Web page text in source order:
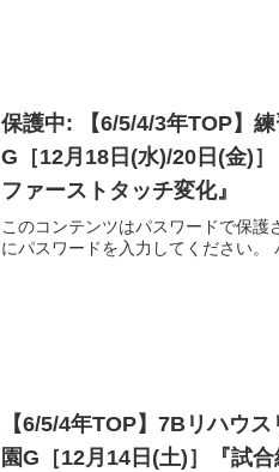
保護中: 【6/5/4/3年TOP】
G［12月18日(水)/20日(金)
ファーストタッチ変化』
このコンテンツはパスワードで保
にパスワードを入力してください。
【6/5/4年TOP】7Bリハウ
園G［12月14日(土)］『試